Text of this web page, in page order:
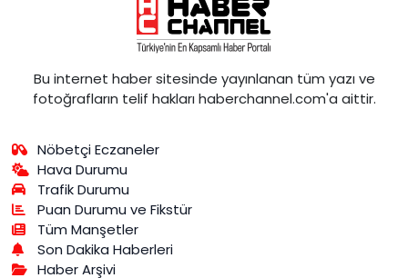
Bu internet haber sitesinde yayınlanan tüm yazı ve
fotoğrafların telif hakları haberchannel.com'a aittir.
Nöbetçi Eczaneler
Hava Durumu
Trafik Durumu
Puan Durumu ve Fikstür
Tüm Manşetler
Son Dakika Haberleri
Haber Arşivi